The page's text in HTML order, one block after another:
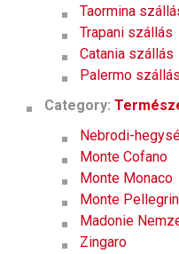
Taormina
Trapani szállás
Catania szállás
Palermo szállás
Category:
Nebrodi-
Monte Cofano
Monte Monaco
Monte
Madonie
Zingaro